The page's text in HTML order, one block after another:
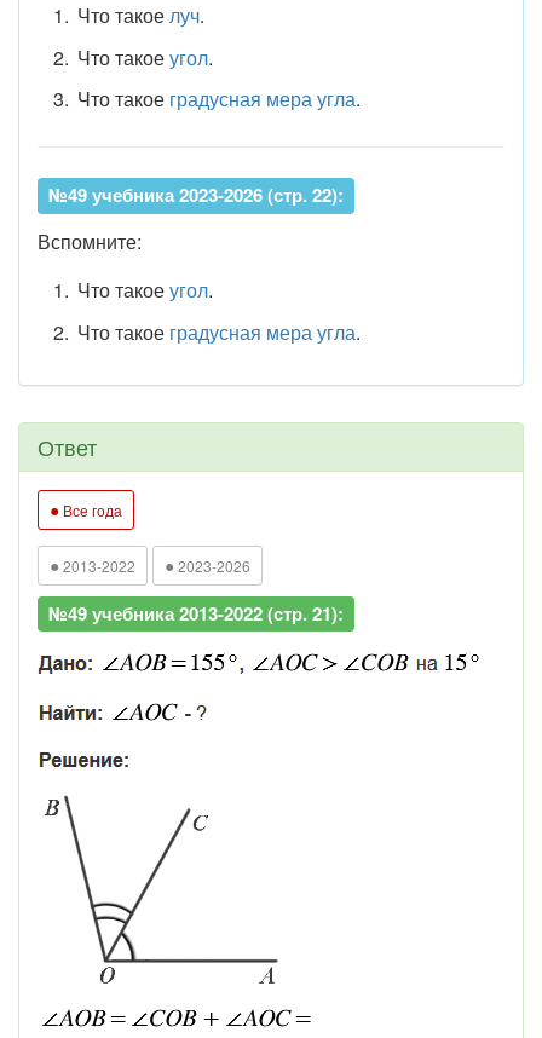
Что такоелуч.
Что такоеугол.
Что такое градусная мера угла.
№49 учебника 2023-2026 (стр. 22):
Вспомните:
Что такоеугол.
Что такое градусная мера угла.
Ответ
● Все года
● 2013-2022 ● 2023-2026
№49 учебника 2013-2022 (стр. 21):